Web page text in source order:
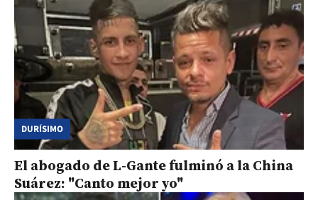
DURÍSIMO
El abogado de L-Gante fulminó a la China
Suárez: "Canto mejor yo"